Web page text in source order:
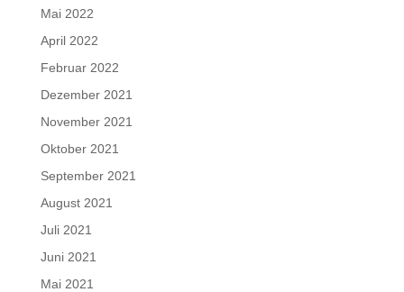
Mai 2022
April 2022
Februar 2022
Dezember 2021
November 2021
Oktober 2021
September 2021
August 2021
Juli 2021
Juni 2021
Mai 2021